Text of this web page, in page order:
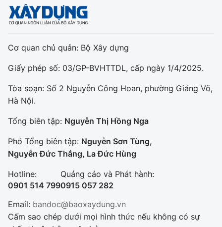
Cơ quan chủ quản: Bộ Xây dựng
Giấy phép số: 03/GP-BVHTTDL, cấp ngày 1/4/2025.
Tòa soạn: Số 2 Nguyễn Công Hoan, phường Giảng Võ,
Hà Nội.
Tổng biên tập: Nguyễn Thị Hồng Nga
Phó Tổng biên tập: Nguyễn Sơn Tùng,
Nguyễn Đức Thắng, La Đức Hùng
Hotline:
0901 514 799
Quảng cáo và Phát hành:
0915 057 282
Email: bandoc@baoxaydung.vn
Cấm sao chép dưới mọi hình thức nếu không có sự